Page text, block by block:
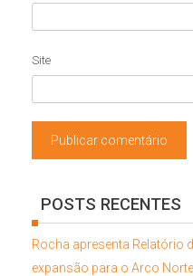
Site
POSTS RECENTES
Rocha apresenta Relatório
expansão para o Arco